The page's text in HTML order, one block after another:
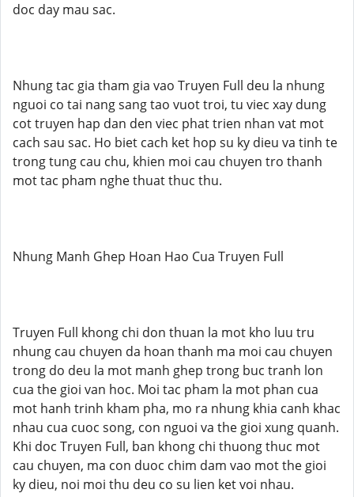
doc day mau sac.
Nhung tac gia tham gia vao Truyen Full deu la nhung
nguoi co tai nang sang tao vuot troi, tu viec xay dung
cot truyen hap dan den viec phat trien nhan vat mot
cach sau sac. Ho biet cach ket hop su ky dieu va tinh te
trong tung cau chu, khien moi cau chuyen tro thanh
mot tac pham nghe thuat thuc thu.
Nhung Manh Ghep Hoan Hao Cua Truyen Full
Truyen Full khong chi don thuan la mot kho luu tru
nhung cau chuyen da hoan thanh ma moi cau chuyen
trong do deu la mot manh ghep trong buc tranh lon
cua the gioi van hoc. Moi tac pham la mot phan cua
mot hanh trinh kham pha, mo ra nhung khia canh khac
nhau cua cuoc song, con nguoi va the gioi xung quanh.
Khi doc Truyen Full, ban khong chi thuong thuc mot
cau chuyen, ma con duoc chim dam vao mot the gioi
ky dieu, noi moi thu deu co su lien ket voi nhau.